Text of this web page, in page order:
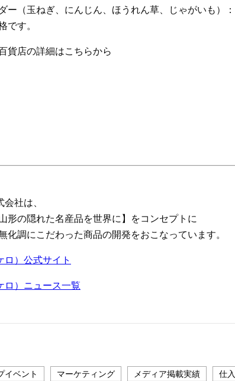
ー（玉ねぎ、にんじん、ほうれん草、じゃがいも）
です。
貨店の詳細はこちらから
会社は、
形の隠れた名産品を世界に】をコンセプトに
化調にこだわった商品の開発をおこなっています。
ロ）公式サイト
ロ）ニュース一覧
イベント マーケティング メディア掲載実績 仕